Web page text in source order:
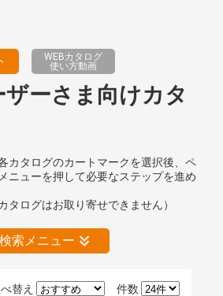
WEBカタログ
使い方動画
ーさま向けカタ
カタログのカートマークを選択後、ペ
ニューを押して必要なステップを進め
タログはお取り寄せできません）
検索メニュー
件数
替え